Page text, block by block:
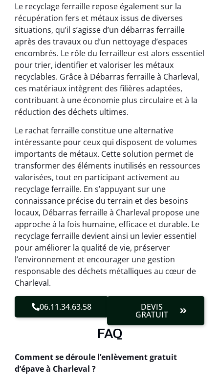
Le recyclage ferraille repose également sur la
récupération fers et métaux issus de diverses
situations, qu’il s’agisse d’un débarras ferraille
après des travaux ou d’un nettoyage d’espaces
encombrés. Le rôle du ferrailleur est alors essentiel
pour trier, identifier et valoriser les métaux
recyclables. Grâce à Débarras ferraille à Charleval,
ces matériaux intègrent des filières adaptées,
contribuant à une économie plus circulaire et à la
réduction des déchets ultimes.
Le rachat ferraille constitue une alternative
intéressante pour ceux qui disposent de volumes
importants de métaux. Cette solution permet de
transformer des éléments inutilisés en ressources
valorisées, tout en participant activement au
recyclage ferraille. En s’appuyant sur une
connaissance précise du terrain et des besoins
locaux, Débarras ferraille à Charleval propose une
approche à la fois humaine, efficace et durable. Le
recyclage ferraille devient ainsi un levier essentiel
pour améliorer la qualité de vie, préserver
l’environnement et encourager une gestion
responsable des déchets métalliques au cœur de
Charleval.
06.11.34.63.58 DEVIS
GRATUIT
FAQ
Comment se déroule l’enlèvement gratuit
d’épave à Charleval ?